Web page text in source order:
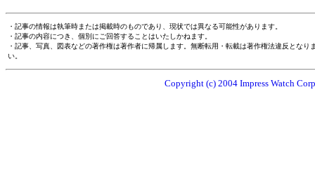
・記事の情報は執筆時または掲載時のものであり、現状では異なる可能性があります。
・記事の内容につき、個別にご回答することはいたしかねます。
・記事、写真、図表などの著作権は著作者に帰属します。無断転用・転載は著作権法違反とな
い。
Copyright (c) 2004 Impress Watch